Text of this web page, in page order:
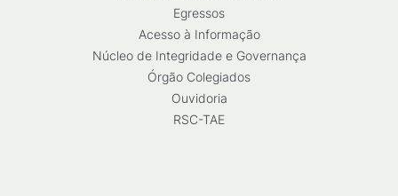
Egressos
Acesso à Informação
Núcleo de Integridade e Governança
Órgão Colegiados
Ouvidoria
RSC-TAE